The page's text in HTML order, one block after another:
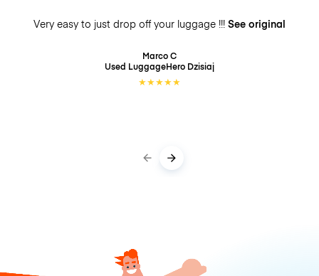
Very easy to just drop off your luggage !!! See original
Marco C
Used LuggageHero Dzisiaj
★★★★★